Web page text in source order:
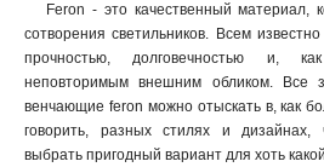
Feron - это качественный материал,
сотворения светильников. Всем
прочностью, долговечностью и,
неповторимым внешним обликом. Все
венчающие feron можно отыскать в, как
говорить, разных стилях и дизайнах,
выбрать пригодный вариант для хоть